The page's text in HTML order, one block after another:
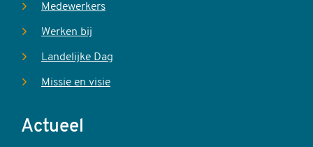
Medewerkers
Werken bij
Landelijke Dag
Missie en visie
Actueel